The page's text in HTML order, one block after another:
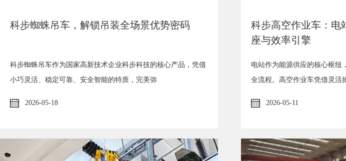
科步蜘蛛吊车，解锁吊装全场景优势密码
科步蜘蛛吊车作为国家高新技术企业科步科技的核心产品，凭借
小巧灵活、稳定可靠、安全智能的特质，完美弥
2026-05-18
科步高空作业车：电
座与效率引擎
电站作为能源供应的核心枢纽
全流程。高空作业车凭借灵活
2026-05-11